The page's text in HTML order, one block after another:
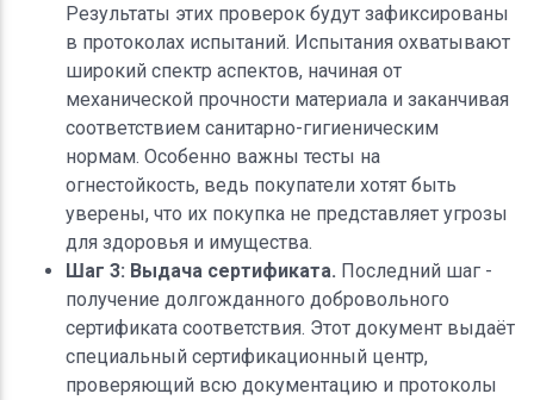
Результаты этих проверок будут зафиксированы
в протоколах испытаний. Испытания охватывают
широкий спектр аспектов, начиная от
механической прочности материала и заканчивая
соответствием санитарно-гигиеническим
нормам. Особенно важны тесты на
огнестойкость, ведь покупатели хотят быть
уверены, что их покупка не представляет угрозы
для здоровья и имущества.
Шаг 3: Выдача сертификата. Последний шаг -
получение долгожданного добровольного
сертификата соответствия. Этот документ выдаёт
специальный сертификационный центр,
проверяющий всю документацию и протоколы